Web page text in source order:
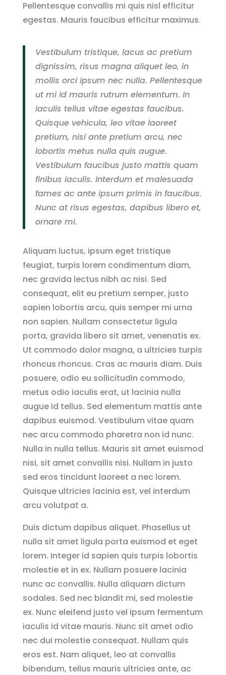
Pellentesque convallis mi quis nisl efficitur
egestas. Mauris faucibus efficitur maximus.
Vestibulum tristique, lacus ac pretium
dignissim, risus magna aliquet leo, in
mollis orci ipsum nec nulla. Pellentesque
ut mi id mauris rutrum elementum. In
iaculis tellus vitae egestas faucibus.
Quisque vehicula, leo vitae laoreet
pretium, nisi ante pretium arcu, nec
lobortis metus nulla quis augue.
Vestibulum faucibus justo mattis quam
finibus iaculis. Interdum et malesuada
fames ac ante ipsum primis in faucibus.
Nunc at risus egestas, dapibus libero et,
ornare mi.
Aliquam luctus, ipsum eget tristique
feugiat, turpis lorem condimentum diam,
nec gravida lectus nibh ac nisi. Sed
consequat, elit eu pretium semper, justo
sapien lobortis arcu, quis semper mi urna
non sapien. Nullam consectetur ligula
porta, gravida libero sit amet, venenatis ex.
Ut commodo dolor magna, a ultricies turpis
rhoncus rhoncus. Cras ac mauris diam. Duis
posuere, odio eu sollicitudin commodo,
metus odio iaculis erat, ut lacinia nulla
augue id tellus. Sed elementum mattis ante
dapibus euismod. Vestibulum vitae quam
nec arcu commodo pharetra non id nunc.
Nulla in nulla tellus. Mauris sit amet euismod
nisi, sit amet convallis nisi. Nullam in justo
sed eros tincidunt laoreet a nec lorem.
Quisque ultricies lacinia est, vel interdum
arcu volutpat a.
Duis dictum dapibus aliquet. Phasellus ut
nulla sit amet ligula porta euismod et eget
lorem. Integer id sapien quis turpis lobortis
molestie et in ex. Nullam posuere lacinia
nunc ac convallis. Nulla aliquam dictum
sodales. Sed nec blandit mi, sed molestie
ex. Nunc eleifend justo vel ipsum fermentum
iaculis id vitae mauris. Nunc sit amet odio
nec dui molestie consequat. Nullam quis
eros est. Nam aliquet, leo at convallis
bibendum, tellus mauris ultricies ante, ac